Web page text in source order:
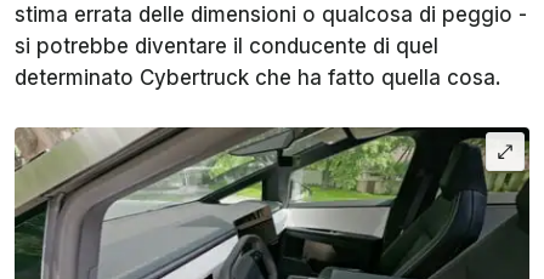
stima errata delle dimensioni o qualcosa di peggio -
si potrebbe diventare il conducente di quel
determinato Cybertruck che ha fatto quella cosa.